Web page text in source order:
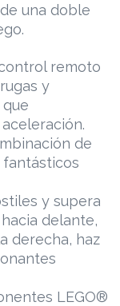
una doble
remoto
y
de
fantásticos
y supera
delante,
derecha, haz
LEGO®